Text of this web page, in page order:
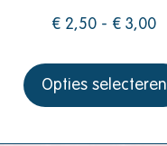
€ 2,50 - € 3,00
Opties selecteren